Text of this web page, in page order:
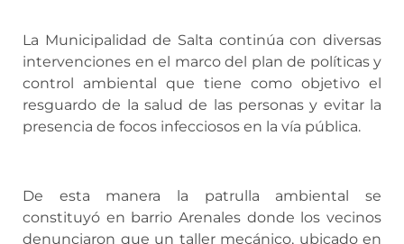
La Municipalidad de Salta continúa con diversas
intervenciones en el marco del plan de políticas y
control ambiental que tiene como objetivo el
resguardo de la salud de las personas y evitar la
presencia de focos infecciosos en la vía pública.
De esta manera la patrulla ambiental se
constituyó en barrio Arenales donde los vecinos
denunciaron que un taller mecánico, ubicado en